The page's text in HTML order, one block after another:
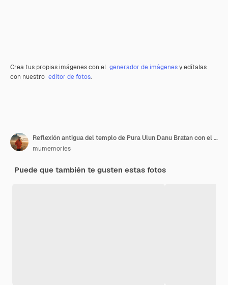
Crea tus propias imágenes con el generador de imágenesy edítalas
con nuestro editor de fotos.
Reflexión antigua del templo de Pura Ulun Danu Bratan con el cielo colorido en la salida del sol
mumemories
Puede que también te gusten estas fotos